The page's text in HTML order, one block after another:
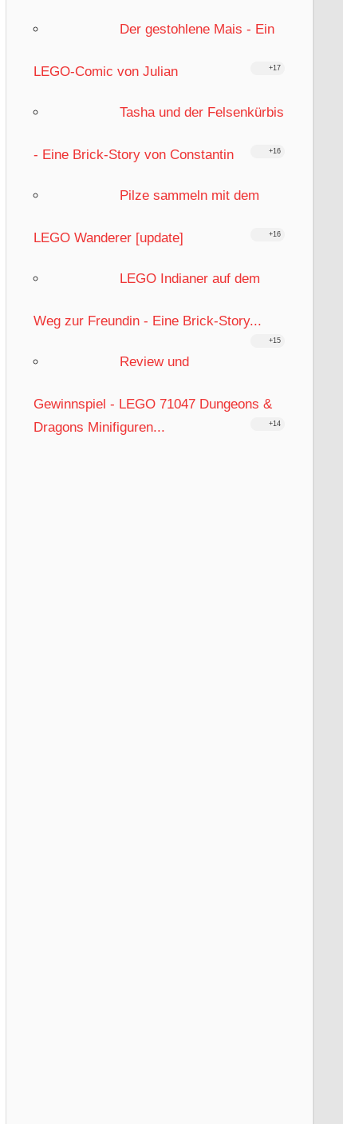
Der gestohlene Mais - Ein
LEGO-Comic von Julian +17
Tasha und der Felsenkürbis
- Eine Brick-Story von Constantin +16
Pilze sammeln mit dem
LEGO Wanderer [update] +16
LEGO Indianer auf dem
Weg zur Freundin - Eine Brick-Story...
+15
Review und
Gewinnspiel - LEGO 71047 Dungeons &
Dragons Minifiguren...
+14